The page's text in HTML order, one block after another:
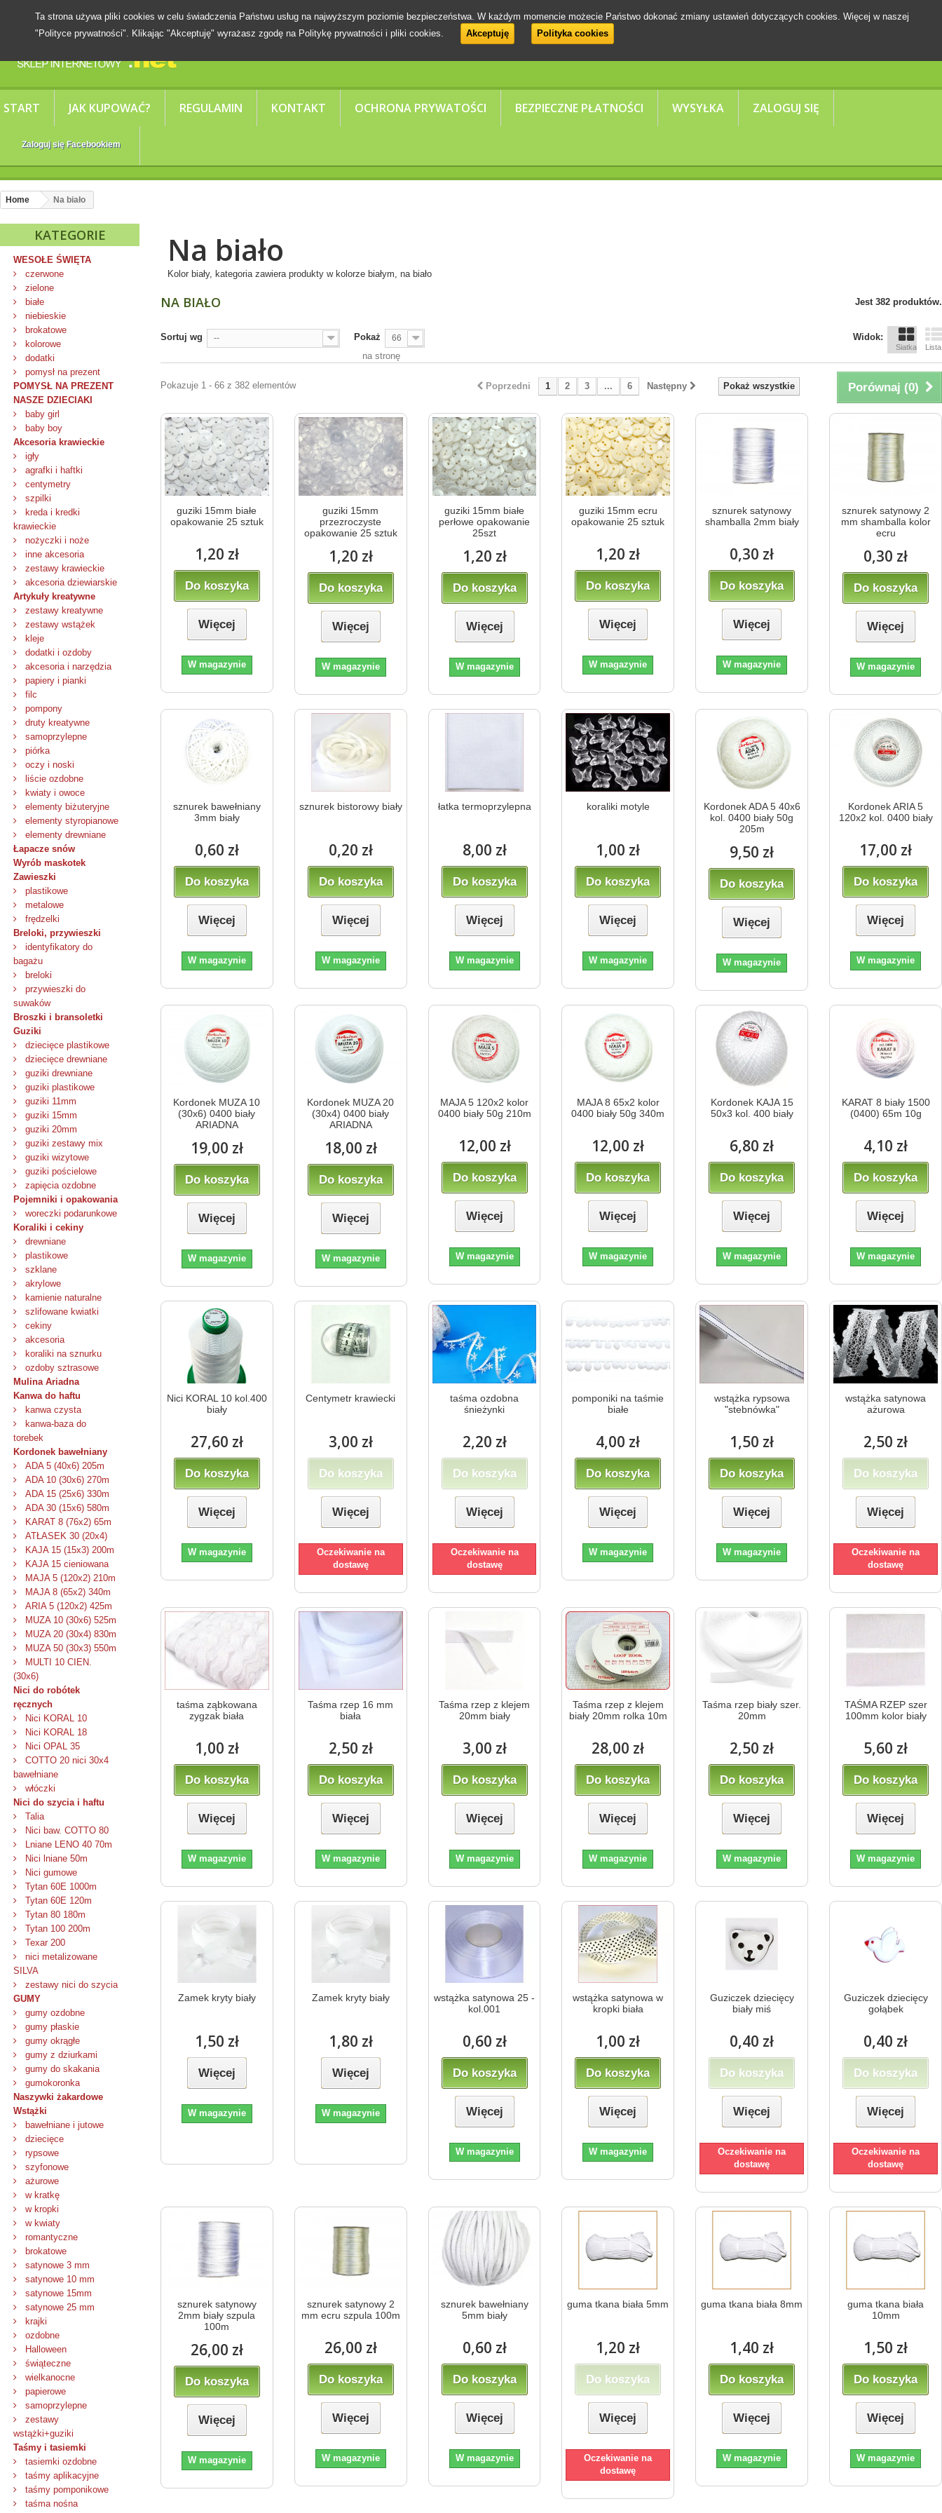
START JAK KUPOWAĆ? REGULAMIN KONTAKT OCHRONA PRYWATOŚCI BEZPIECZNE PŁATNOŚCI WYSYŁKA ZALOGUJ SIĘ
Zaloguj się Facebookiem
Ta strona używa pliki cookies w celu świadczenia Państwu usług na najwyższym poziomie bezpieczeństwa. W każdym momencie możecie Państwo dokonać zmiany ustawień dotyczących cookies. Więcej w naszej
"Polityce prywatności". Klikając "Akceptuję" wyrażasz zgodę na Politykę prywatności i pliki cookies.
Akceptuję Polityka cookies
Home Na biało
KATEGORIE
WESOŁE ŚWIĘTA
czerwone
zielone
białe
niebieskie
brokatowe
kolorowe
dodatki
pomysł na prezent
POMYSŁ NA PREZENT
NASZE DZIECIAKI
baby girl
baby boy
Akcesoria krawieckie
igły
agrafki i haftki
centymetry
szpilki
kreda i kredki
krawieckie
nożyczki i noże
inne akcesoria
zestawy krawieckie
akcesoria dziewiarskie
Artykuły kreatywne
zestawy kreatywne
zestawy wstążek
kleje
dodatki i ozdoby
akcesoria i narzędzia
papiery i pianki
filc
pompony
druty kreatywne
samoprzylepne
piórka
oczy i noski
liście ozdobne
kwiaty i owoce
elementy biżuteryjne
elementy styropianowe
elementy drewniane
Łapacze snów
Wyrób maskotek
Zawieszki
plastikowe
metalowe
frędzelki
Breloki, przywieszki
identyfikatory do
bagażu
breloki
przywieszki do
suwaków
Broszki i bransoletki
Guziki
dziecięce plastikowe
dziecięce drewniane
guziki drewniane
guziki plastikowe
guziki 11mm
guziki 15mm
guziki 20mm
guziki zestawy mix
guziki wizytowe
guziki pościelowe
zapięcia ozdobne
Pojemniki i opakowania
woreczki podarunkowe
Koraliki i cekiny
drewniane
plastikowe
szklane
akrylowe
kamienie naturalne
szlifowane kwiatki
cekiny
akcesoria
koraliki na sznurku
ozdoby sztrasowe
Mulina Ariadna
Kanwa do haftu
kanwa czysta
kanwa-baza do
torebek
Kordonek bawełniany
ADA 5 (40x6) 205m
ADA 10 (30x6) 270m
ADA 15 (25x6) 330m
ADA 30 (15x6) 580m
KARAT 8 (76x2) 65m
ATŁASEK 30 (20x4)
KAJA 15 (15x3) 200m
KAJA 15 cieniowana
MAJA 5 (120x2) 210m
MAJA 8 (65x2) 340m
ARIA 5 (120x2) 425m
MUZA 10 (30x6) 525m
MUZA 20 (30x4) 830m
MUZA 50 (30x3) 550m
MULTI 10 CIEN.
(30x6)
Nici do robótek
ręcznych
Nici KORAL 10
Nici KORAL 18
Nici OPAL 35
COTTO 20 nici 30x4
bawełniane
włóczki
Nici do szycia i haftu
Talia
Nici baw. COTTO 80
Lniane LENO 40 70m
Nici lniane 50m
Nici gumowe
Tytan 60E 1000m
Tytan 60E 120m
Tytan 80 180m
Tytan 100 200m
Texar 200
nici metalizowane
SILVA
zestawy nici do szycia
GUMY
gumy ozdobne
gumy płaskie
gumy okrągłe
gumy z dziurkami
gumy do skakania
gumokoronka
Naszywki żakardowe
Wstążki
bawełniane i jutowe
dziecięce
rypsowe
szyfonowe
ażurowe
w kratkę
w kropki
w kwiaty
romantyczne
brokatowe
satynowe 3 mm
satynowe 10 mm
satynowe 15mm
satynowe 25 mm
krajki
ozdobne
Halloween
świąteczne
wielkanocne
papierowe
samoprzylepne
zestawy
wstążki+guziki
Taśmy i tasiemki
tasiemki ozdobne
taśmy aplikacyjne
taśmy pomponikowe
taśma nośna
Na biało
Kolor biały, kategoria zawiera produkty w kolorze białym, na biało
NA BIAŁO Jest 382 produktów.
Widok:
Siatka Lista
Sortuj wg -- Pokaż 66
na stronę
Porównaj (0)
Pokaż wszystkie
Poprzedni 1 2 3 ... 6 Następny
Pokazuje 1 - 66 z 382 elementów
guziki 15mm białe
opakowanie 25 sztuk
1,20 zł
Do koszyka
Więcej
W magazynie
guziki 15mm
przezroczyste
opakowanie 25 sztuk
1,20 zł
Do koszyka
Więcej
W magazynie
guziki 15mm białe
perłowe opakowanie
25szt
1,20 zł
Do koszyka
Więcej
W magazynie
guziki 15mm ecru
opakowanie 25 sztuk
1,20 zł
Do koszyka
Więcej
W magazynie
sznurek satynowy
shamballa 2mm biały
0,30 zł
Do koszyka
Więcej
W magazynie
sznurek satynowy 2
mm shamballa kolor
ecru
0,30 zł
Do koszyka
Więcej
W magazynie
sznurek bawełniany
3mm biały
0,60 zł
Do koszyka
Więcej
W magazynie
sznurek bistorowy biały
0,20 zł
Do koszyka
Więcej
W magazynie
łatka termoprzylepna
8,00 zł
Do koszyka
Więcej
W magazynie
koraliki motyle
1,00 zł
Do koszyka
Więcej
W magazynie
Kordonek ADA 5 40x6
kol. 0400 biały 50g
205m
9,50 zł
Do koszyka
Więcej
W magazynie
Kordonek ARIA 5
120x2 kol. 0400 biały
17,00 zł
Do koszyka
Więcej
W magazynie
Kordonek MUZA 10
(30x6) 0400 biały
ARIADNA
19,00 zł
Do koszyka
Więcej
W magazynie
Kordonek MUZA 20
(30x4) 0400 biały
ARIADNA
18,00 zł
Do koszyka
Więcej
W magazynie
MAJA 5 120x2 kolor
0400 biały 50g 210m
12,00 zł
Do koszyka
Więcej
W magazynie
MAJA 8 65x2 kolor
0400 biały 50g 340m
12,00 zł
Do koszyka
Więcej
W magazynie
Kordonek KAJA 15
50x3 kol. 400 biały
6,80 zł
Do koszyka
Więcej
W magazynie
KARAT 8 biały 1500
(0400) 65m 10g
4,10 zł
Do koszyka
Więcej
W magazynie
Nici KORAL 10 kol.400
biały
27,60 zł
Do koszyka
Więcej
W magazynie
Centymetr krawiecki
3,00 zł
Do koszyka
Więcej
Oczekiwanie na
dostawę
taśma ozdobna
śnieżynki
2,20 zł
Do koszyka
Więcej
Oczekiwanie na
dostawę
pomponiki na taśmie
białe
4,00 zł
Do koszyka
Więcej
W magazynie
wstążka rypsowa
"stebnówka"
1,50 zł
Do koszyka
Więcej
W magazynie
wstążka satynowa
ażurowa
2,50 zł
Do koszyka
Więcej
Oczekiwanie na
dostawę
taśma ząbkowana
zygzak biała
1,00 zł
Do koszyka
Więcej
W magazynie
Taśma rzep 16 mm
biała
2,50 zł
Do koszyka
Więcej
W magazynie
Taśma rzep z klejem
20mm biały
3,00 zł
Do koszyka
Więcej
W magazynie
Taśma rzep z klejem
biały 20mm rolka 10m
28,00 zł
Do koszyka
Więcej
W magazynie
Taśma rzep biały szer.
20mm
2,50 zł
Do koszyka
Więcej
W magazynie
TAŚMA RZEP szer
100mm kolor biały
5,60 zł
Do koszyka
Więcej
W magazynie
Zamek kryty biały
1,50 zł
Więcej
W magazynie
Zamek kryty biały
1,80 zł
Więcej
W magazynie
wstążka satynowa 25 -
kol.001
0,60 zł
Do koszyka
Więcej
W magazynie
wstążka satynowa w
kropki biała
1,00 zł
Do koszyka
Więcej
W magazynie
Guziczek dziecięcy
biały miś
0,40 zł
Do koszyka
Więcej
Oczekiwanie na
dostawę
Guziczek dziecięcy
gołąbek
0,40 zł
Do koszyka
Więcej
Oczekiwanie na
dostawę
sznurek satynowy
2mm biały szpula
100m
26,00 zł
Do koszyka
Więcej
W magazynie
sznurek satynowy 2
mm ecru szpula 100m
26,00 zł
Do koszyka
Więcej
W magazynie
sznurek bawełniany
5mm biały
0,60 zł
Do koszyka
Więcej
W magazynie
guma tkana biała 5mm
1,20 zł
Do koszyka
Więcej
Oczekiwanie na
dostawę
guma tkana biała 8mm
1,40 zł
Do koszyka
Więcej
W magazynie
guma tkana biała
10mm
1,50 zł
Do koszyka
Więcej
W magazynie